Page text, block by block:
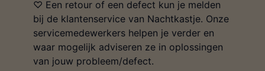
♡ Een retour of een defect kun je melden
bij de klantenservice van Nachtkastje. Onze
servicemedewerkers helpen je verder en
waar mogelijk adviseren ze in oplossingen
van jouw probleem/defect.